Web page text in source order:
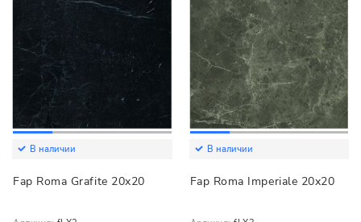
В наличии
Fap Roma Grafite 20x20
В наличии
Fap Roma Imperiale 20x20